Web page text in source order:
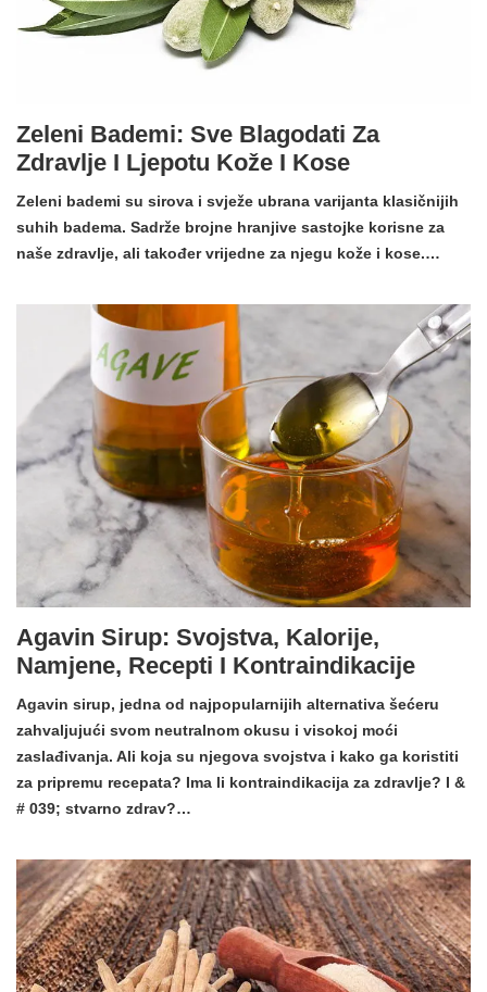
Zeleni Bademi: Sve Blagodati Za
Zdravlje I Ljepotu Kože I Kose
Zeleni bademi su sirova i svježe ubrana varijanta klasičnijih
suhih badema. Sadrže brojne hranjive sastojke korisne za
naše zdravlje, ali također vrijedne za njegu kože i kose.…
Agavin Sirup: Svojstva, Kalorije,
Namjene, Recepti I Kontraindikacije
Agavin sirup, jedna od najpopularnijih alternativa šećeru
zahvaljujući svom neutralnom okusu i visokoj moći
zaslađivanja. Ali koja su njegova svojstva i kako ga koristiti
za pripremu recepata? Ima li kontraindikacija za zdravlje? I &
# 039; stvarno zdrav?…